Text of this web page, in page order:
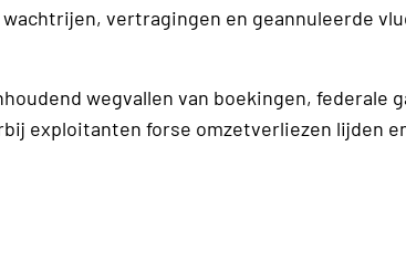
vertragingen en geannuleerde
wegvallen van boekingen, federale
exploitanten forse omzetverliezen lijden